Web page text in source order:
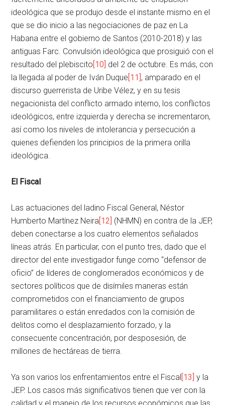
ideológica que se produjo desde el instante mismo en el
que se dio inicio a las negociaciones de paz en La
Habana entre el gobierno de Santos (2010-2018) y las
antiguas Farc. Convulsión ideológica que prosiguió con el
resultado del plebiscito[10] del 2 de octubre. Es más, con
la llegada al poder de Iván Duque[11], amparado en el
discurso guerrerista de Uribe Vélez, y en su tesis
negacionista del conflicto armado interno, los conflictos
ideológicos, entre izquierda y derecha se incrementaron,
así como los niveles de intolerancia y persecución a
quienes defienden los principios de la primera orilla
ideológica.
El Fiscal
Las actuaciones del ladino Fiscal General, Néstor
Humberto Martínez Neira[12] (NHMN) en contra de la JEP,
deben conectarse a los cuatro elementos señalados
líneas atrás. En particular, con el punto tres, dado que el
director del ente investigador funge como “defensor de
oficio” de líderes de conglomerados económicos y de
sectores políticos que de disímiles maneras están
comprometidos con el financiamiento de grupos
paramilitares o están enredados con la comisión de
delitos como el desplazamiento forzado, y la
consecuente concentración, por desposesión, de
millones de hectáreas de tierra.
Ya son varios los enfrentamientos entre el Fiscal[13] y la
JEP. Los casos más significativos tienen que ver con la